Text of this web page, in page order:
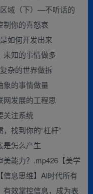
域（下）—不听话的
制你的喜怒哀
如何开发出来
未知的事情做多
杂的世界做拆
象的事情做量
网发展的工程思
关注系统
找到你的“杠杆”
是怎么产生
能力？.mp426【美学
信息思维】Al时代所有
有效掌控信息，成为表